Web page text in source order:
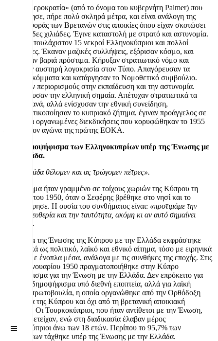
Canvas
Η «Παλμεροκρατία» (από το όνομα του κυβερνήτη Palmer) που
ακολούθησε, πήρε πολύ σκληρά μέτρα, και είναι ανάλογη της
συμπεριφοράς των Βρετανών στις αποικίες όπου είχαν σκοτώσει
εκατοντάδες χιλιάδες. Έγινε καταστολή με στρατό και αστυνομία.
Υπήρξαν τουλάχιστον 15 νεκροί Ελληνοκύπριοι και πολλοί
τραυματίες. Έκαναν μαζικές συλλήψεις, εξόρισαν κόσμο, και
επέβαλλαν βαριά πρόστιμα. Κήρυξαν στρατιωτικό νόμο και
επέβαλαν αυστηρή λογοκρισία στον Τύπο. Απαγόρευσαν τα
πολιτικά κόμματα και κατάργησαν το Νομοθετικό συμβούλιο.
Επέβαλαν περιορισμούς στην εκπαίδευση και την αστυνομία.
Απαγόρευσαν την ελληνική σημαία. Απέτυχαν στρατιωτικά τα
Οκτωβριανά, αλλά ενίσχυσαν την εθνική συνείδηση,
ριζοσπαστικοποίησαν το κυπριακό ζήτημα, έγιναν προάγγελος σε
μετέπειτα οργανωμένες διεκδικήσεις που κορυφώθηκαν το 1955
–’59 με τον αγώνα της πρώτης ΕΟΚΑ.
1950 Δημοψήφισμα των Ελληνοκυπρίων υπέρ της Ένωσης με
την Ελλάδα.
«Την Ελλάδα θέλομεν και ας τρώγομεν πέτρες».
Το σύνθημα ήταν γραμμένο σε τοίχους χωριών της Κύπρου τη
δεκαετία του 1950, όταν ο Σεφέρης βρέθηκε στο νησί και το
φωτογράφησε. Η ουσία του συνθήματος είναι: «προτιμάμε την
εθνική ελευθερία και την ταυτότητα, ακόμη κι αν αυτό σημαίνει
.
Το αίτημα της Ένωσης της Κύπρου με την Ελλάδα εκφράστηκε
διαχρονικά ως πολιτικό, λαϊκό και εθνικό αίτημα, τόσο με ειρηνικά
όσο και με ένοπλα μέσα, ανάλογα με τις συνθήκες της εποχής. Στις
15–22 Ιανουαρίου 1950 πραγματοποιήθηκε στην Κύπρο
δημοψήφισμα για την Ένωση με την Ελλάδα. Δεν επρόκειτο για
επίσημο δημοψήφισμα υπό διεθνή εποπτεία, αλλά για λαϊκή
ενωτική πρωτοβουλία, η οποία οργανώθηκε από την Ορθόδοξη
Εκκλησία της Κύπρου και όχι από τη βρετανική αποικιακή
διοίκηση. Οι Τουρκοκύπριοι, που ήταν αντίθετοι με την Ένωση,
δεν συμμετείχαν, ενώ στη διαδικασία έλαβαν μέρος
Ελληνοκύπριοι άνω των 18 ετών. Περίπου το 95,7% των
ψηφισάντων τάχθηκε υπέρ της Ένωσης με την Ελλάδα.